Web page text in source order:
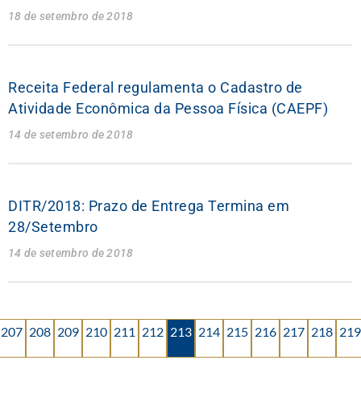
18 de setembro de 2018
Receita Federal regulamenta o Cadastro de
Atividade Econômica da Pessoa Física (CAEPF)
14 de setembro de 2018
DITR/2018: Prazo de Entrega Termina em
28/Setembro
14 de setembro de 2018
207 208 209 210 211 212 213 214 215 216 217 218 219